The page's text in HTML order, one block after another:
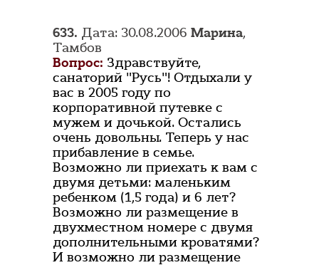
633. Дата: 30.08.2006 Марина,
Тамбов
Вопрос: Здравствуйте,
санаторий "Русь"! Отдыхали у
вас в 2005 году по
корпоративной путевке с
мужем и дочькой. Остались
очень довольны. Теперь у нас
прибавление в семье.
Возможно ли приехать к вам с
двумя детьми: маленьким
ребенком (1,5 года) и 6 лет?
Возможно ли размещение в
двухместном номере с двумя
дополнительными кроватями?
И возможно ли размещение